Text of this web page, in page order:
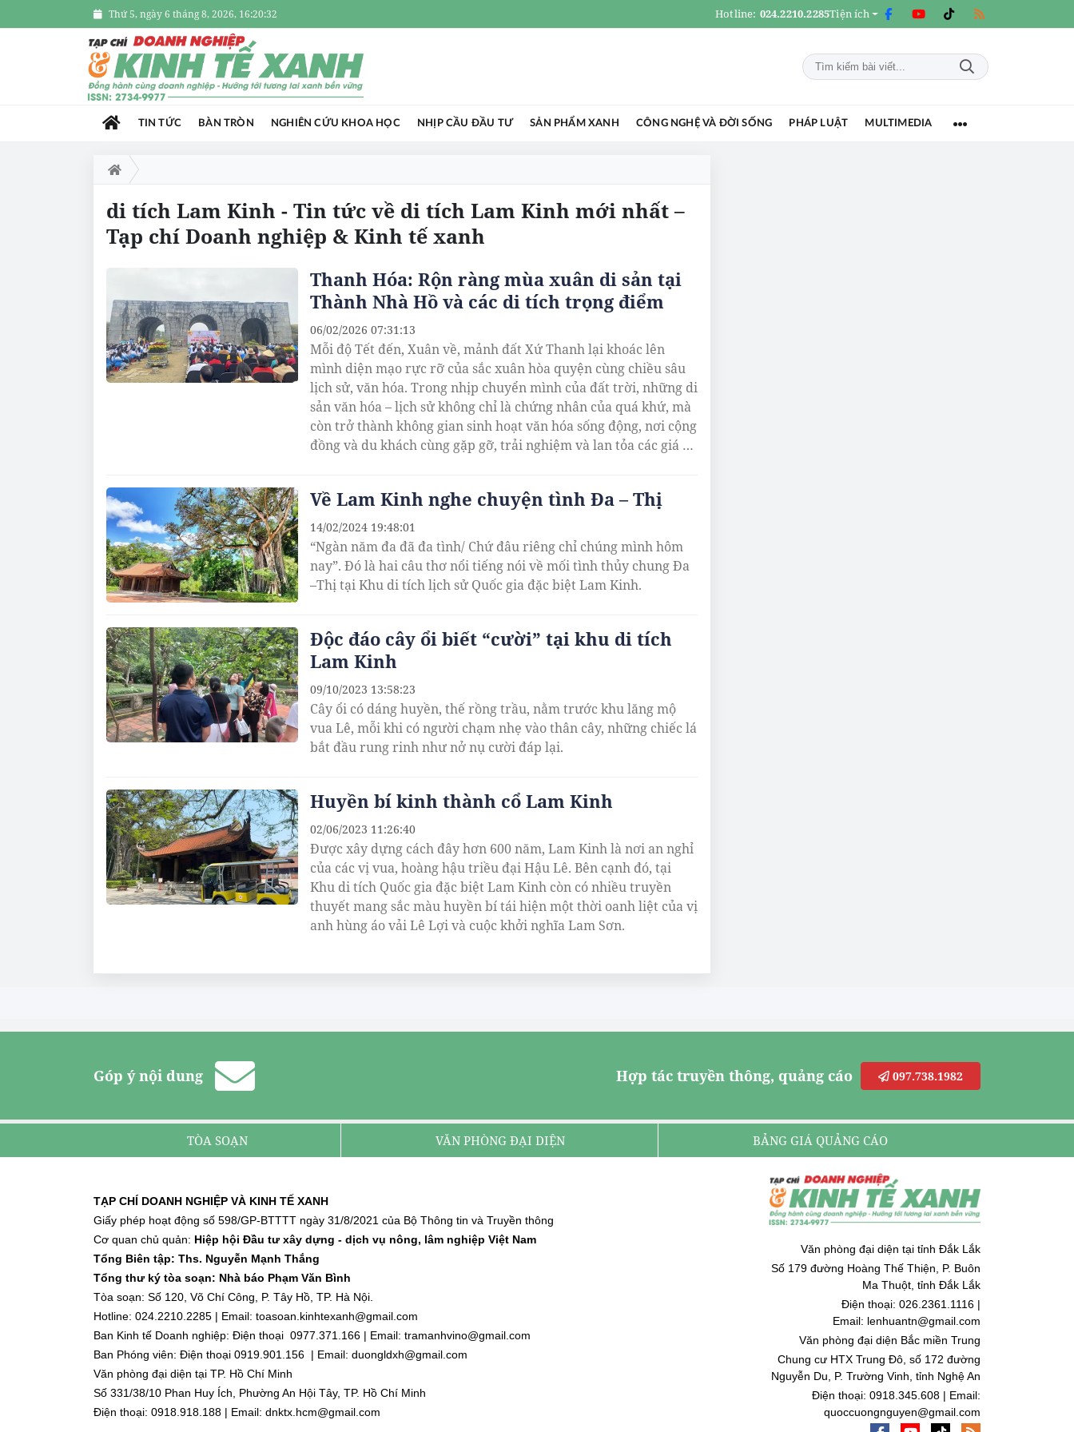
Thứ 5, ngày 6 tháng 8, 2026, 16:20:32 Hotline: 024.2210.2285Tiện ích
TIN TỨC BÀN TRÒN NGHIÊN CỨU KHOA HỌC NHỊP CẦU ĐẦU TƯ SẢN PHẨM XANH CÔNG NGHỆ VÀ ĐỜI SỐNG PHÁP LUẬT MULTIMEDIA
di tích Lam Kinh - Tin tức về di tích Lam Kinh mới nhất –
Tạp chí Doanh nghiệp & Kinh tế xanh
Thanh Hóa: Rộn ràng mùa xuân di sản tại
Thành Nhà Hồ và các di tích trọng điểm
Mỗi độ Tết đến, Xuân về, mảnh đất Xứ Thanh lại khoác lên
mình diện mạo rực rỡ của sắc xuân hòa quyện cùng chiều sâu
lịch sử, văn hóa. Trong nhịp chuyển mình của đất trời, những di
sản văn hóa – lịch sử không chỉ là chứng nhân của quá khứ, mà
còn trở thành không gian sinh hoạt văn hóa sống động, nơi cộng
đồng và du khách cùng gặp gỡ, trải nghiệm và lan tỏa các giá trị
06/02/2026 07:31:13
Về Lam Kinh nghe chuyện tình Đa – Thị
“Ngàn năm đa đã đa tình/ Chứ đâu riêng chỉ chúng mình hôm
nay”. Đó là hai câu thơ nổi tiếng nói về mối tình thủy chung Đa
–Thị tại Khu di tích lịch sử Quốc gia đặc biệt Lam Kinh.
14/02/2024 19:48:01
Độc đáo cây ổi biết “cười” tại khu di tích
Lam Kinh
Cây ổi có dáng huyền, thế rồng trầu, nằm trước khu lăng mộ
vua Lê, mỗi khi có người chạm nhẹ vào thân cây, những chiếc lá
bắt đầu rung rinh như nở nụ cười đáp lại.
09/10/2023 13:58:23
Huyền bí kinh thành cổ Lam Kinh
Được xây dựng cách đây hơn 600 năm, Lam Kinh là nơi an nghỉ
của các vị vua, hoàng hậu triều đại Hậu Lê. Bên cạnh đó, tại
Khu di tích Quốc gia đặc biệt Lam Kinh còn có nhiều truyền
thuyết mang sắc màu huyền bí tái hiện một thời oanh liệt của vị
anh hùng áo vải Lê Lợi và cuộc khởi nghĩa Lam Sơn.
02/06/2023 11:26:40
Góp ý nội dung Hợp tác truyền thông, quảng cáo 097.738.1982
TÒA SOẠN VĂN PHÒNG ĐẠI DIỆN BẢNG GIÁ QUẢNG CÁO
TẠP CHÍ DOANH NGHIỆP VÀ KINH TẾ XANH
Giấy phép hoạt động số 598/GP-BTTTT ngày 31/8/2021 của Bộ Thông tin và Truyền thông
Cơ quan chủ quản: Hiệp hội Đầu tư xây dựng - dịch vụ nông, lâm nghiệp Việt Nam
Tổng Biên tập: Ths. Nguyễn Mạnh Thắng
Tổng thư ký tòa soạn: Nhà báo Phạm Văn Bình
Tòa soạn: Số 120, Võ Chí Công, P. Tây Hồ, TP. Hà Nội.
Hotline: 024.2210.2285 | Email: toasoan.kinhtexanh@gmail.com
Ban Kinh tế Doanh nghiệp: Điện thoại 0977.371.166 | Email: tramanhvino@gmail.com
Ban Phóng viên: Điện thoại 0919.901.156 | Email: duongldxh@gmail.com
Văn phòng đại diện tại TP. Hồ Chí Minh
Số 331/38/10 Phan Huy Ích, Phường An Hội Tây, TP. Hồ Chí Minh
Điện thoại: 0918.918.188 | Email: dnktx.hcm@gmail.com
Văn phòng đại diện tại tỉnh Đắk Lắk
Số 179 đường Hoàng Thế Thiện, P. Buôn
Ma Thuột, tỉnh Đắk Lắk
Điện thoại: 026.2361.1116 |
Email: lenhuantn@gmail.com
Văn phòng đại diện Bắc miền Trung
Chung cư HTX Trung Đô, số 172 đường
Nguyễn Du, P. Trường Vinh, tỉnh Nghệ An
Điện thoại: 0918.345.608 | Email:
quoccuongnguyen@gmail.com